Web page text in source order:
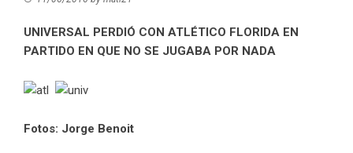
UNIVERSAL PERDIÓ CON ATLÉTICO FLORIDA EN
PARTIDO EN QUE NO SE JUGABA POR NADA
Fotos: Jorge Benoit